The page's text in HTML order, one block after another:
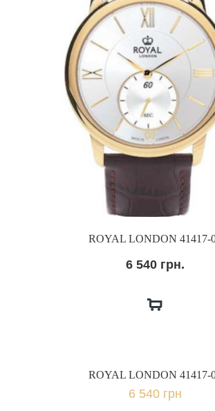
ROYAL LONDON 41417-
6 540 грн.
ROYAL LONDON 41417-
6 540 грн